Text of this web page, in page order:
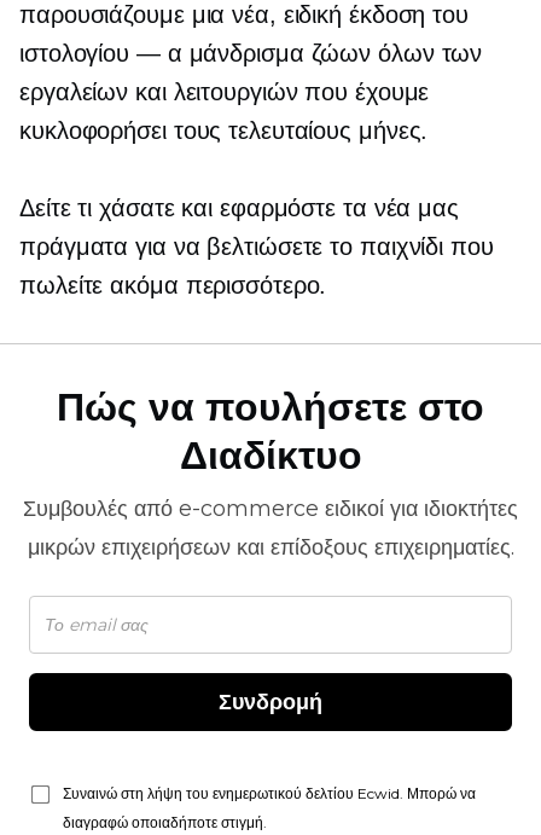
παρουσιάζουμε μια νέα, ειδική έκδοση του
ιστολογίου — α μάνδρισμα ζώων όλων των
εργαλείων και λειτουργιών που έχουμε
κυκλοφορήσει τους τελευταίους μήνες.
Δείτε τι χάσατε και εφαρμόστε τα νέα μας
πράγματα για να βελτιώσετε το παιχνίδι που
πωλείτε ακόμα περισσότερο.
Πώς να πουλήσετε στο
Διαδίκτυο
Συμβουλές από e-commerce ειδικοί για ιδιοκτήτες
μικρών επιχειρήσεων και επίδοξους επιχειρηματίες.
Συνδρομή
Συναινώ στη λήψη του ενημερωτικού δελτίου Ecwid. Μπορώ να
διαγραφώ οποιαδήποτε στιγμή.